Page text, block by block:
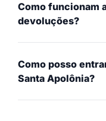
Como funcionam
devoluções?
Como posso
Santa Apolônia?